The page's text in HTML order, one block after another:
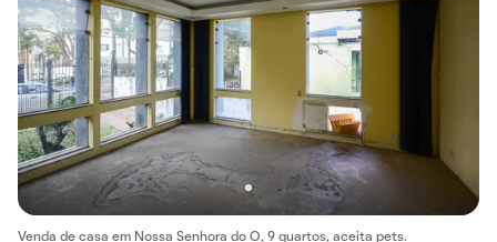
Venda de casa em Nossa Senhora do O, 9 quartos, aceita pets.